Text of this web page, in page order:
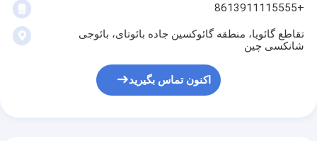
+8613911115555
تقاطع گائویا، منطقه گائوکسین جاده بائوتای، بائوجی
شانکسی چین
اکنون تماس بگیرید